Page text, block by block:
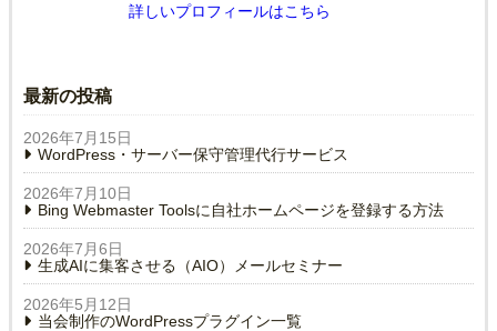
詳しいプロフィールはこちら
最新の投稿
2026年7月15日
WordPress・サーバー保守管理代行サービス
2026年7月10日
Bing Webmaster Toolsに自社ホームページを登録する方法
2026年7月6日
生成AIに集客させる（AIO）メールセミナー
2026年5月12日
当会制作のWordPressプラグイン一覧